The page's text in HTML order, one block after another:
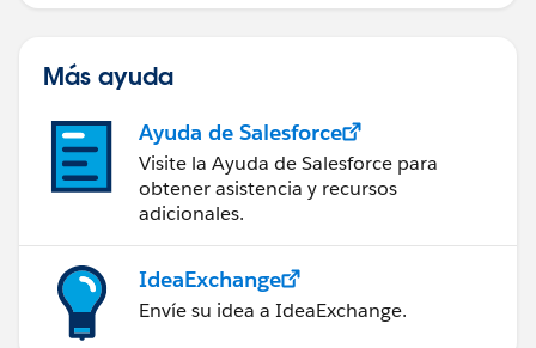
Más ayuda
Ayuda de Salesforce
Visite la Ayuda de Salesforce para
obtener asistencia y recursos
adicionales.
IdeaExchange
Envíe su idea a IdeaExchange.